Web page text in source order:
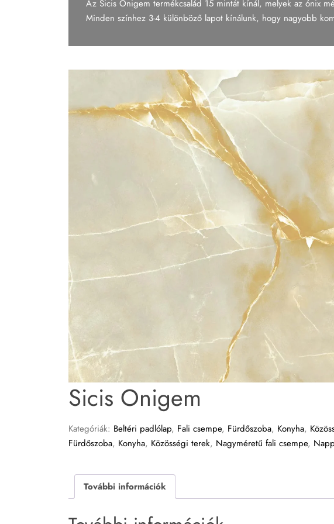
Tapéta
Az Sicis Onigem termékcsalád 15 mintát kínál, melyek az ónix
Minden színhez 3-4 különböző lapot kínálunk, hogy nagyobb
Sicis Onigem
Kategóriák: Beltéri padlólap, Fali csempe, Fürdőszoba, Konyha,
Fürdőszoba, Konyha, Közösségi terek, Nagyméretű fali csempe,
További információk